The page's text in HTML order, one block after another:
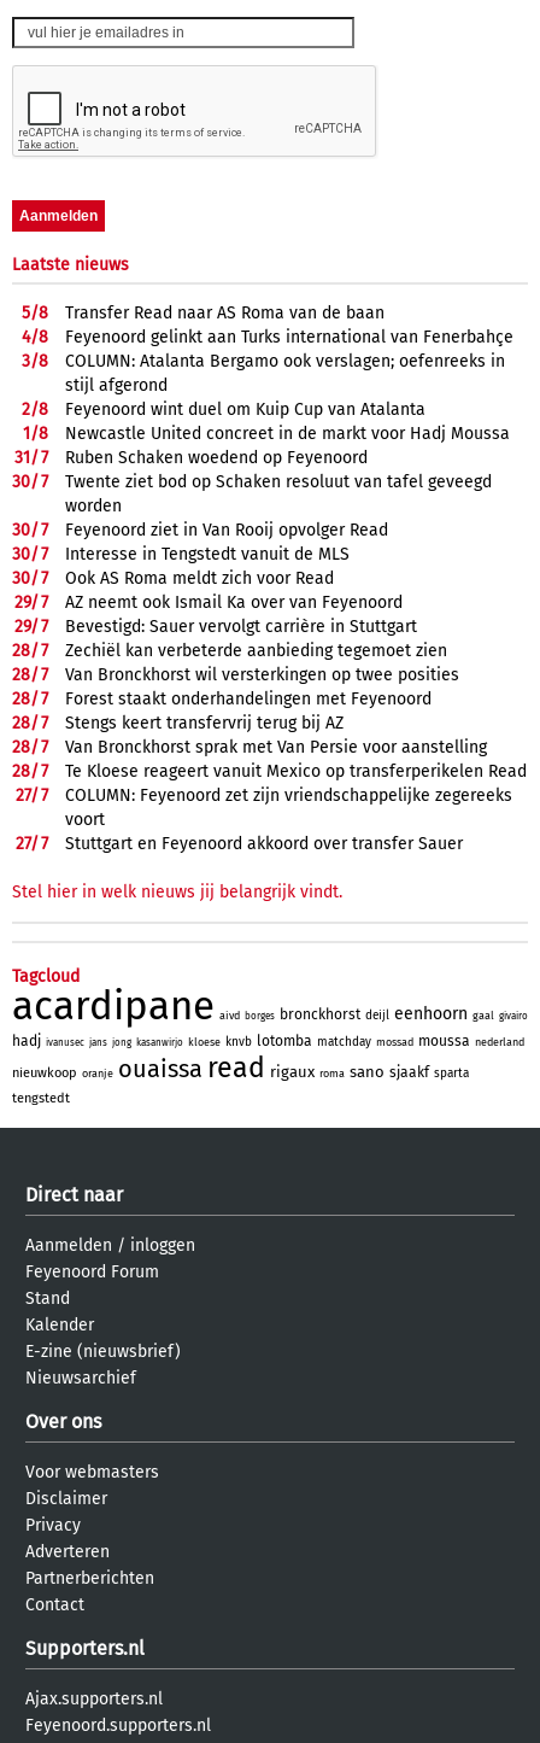
Laatste nieuws
5/8
Transfer Read naar AS Roma van de baan
4/8
Feyenoord gelinkt aan Turks international van Fenerbahçe
3/8
COLUMN: Atalanta Bergamo ook verslagen; oefenreeks in
stijl afgerond
2/8
Feyenoord wint duel om Kuip Cup van Atalanta
1/8
Newcastle United concreet in de markt voor Hadj Moussa
31/7
Ruben Schaken woedend op Feyenoord
30/7
Twente ziet bod op Schaken resoluut van tafel geveegd
worden
30/7
Feyenoord ziet in Van Rooij opvolger Read
30/7
Interesse in Tengstedt vanuit de MLS
30/7
Ook AS Roma meldt zich voor Read
29/7
AZ neemt ook Ismail Ka over van Feyenoord
29/7
Bevestigd: Sauer vervolgt carrière in Stuttgart
28/7
Zechiël kan verbeterde aanbieding tegemoet zien
28/7
Van Bronckhorst wil versterkingen op twee posities
28/7
Forest staakt onderhandelingen met Feyenoord
28/7
Stengs keert transfervrij terug bij AZ
28/7
Van Bronckhorst sprak met Van Persie voor aanstelling
28/7
Te Kloese reageert vanuit Mexico op transferperikelen Read
27/7
COLUMN: Feyenoord zet zijn vriendschappelijke zegereeks
voort
27/7 Stuttgart en Feyenoord akkoord over transfer Sauer
Stel hier in welk nieuws jij belangrijk vindt.
Tagcloud
acardipane aivd borges bronckhorst deijl eenhoorn gaal givairo
hadj ivanusec jans jong kasanwirjo kloese knvb lotomba matchday mossad moussa nederland
nieuwkoop oranje ouaissa read rigaux roma sano sjaakf sparta
tengstedt
Direct naar
Aanmelden / inloggen
Feyenoord Forum
Stand
Kalender
E-zine (nieuwsbrief)
Nieuwsarchief
Over ons
Voor webmasters
Disclaimer
Privacy
Adverteren
Partnerberichten
Contact
Supporters.nl
Ajax.supporters.nl
Feyenoord.supporters.nl